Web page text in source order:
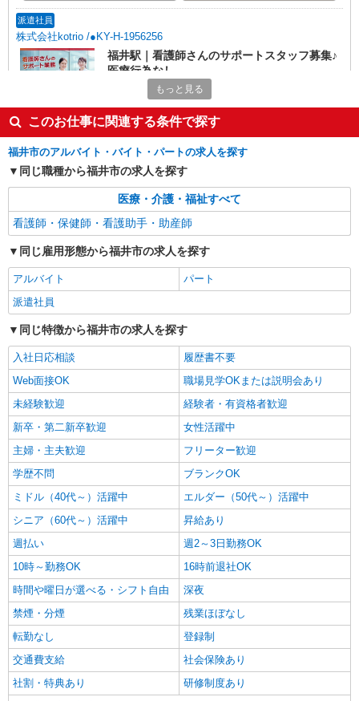
派遣社員
株式会社kotrio /●KY-H-1956256
福井駅｜看護師さんのサポートスタッフ募集♪
医療行為なし
時給1550円〜2187円 ＜日払い有/週払い有/交
通費全支給(ガソリン代含む)＞
福井市内｜最寄り駅：福井
キープ 詳細を見る
株式会社kotrio /●KY-H-2093833
善は急げ≫≫≫履歴書不要＆面接なし！駅チカ
病院で看護助手急募
時給1550円〜2187円 ＜日払い有/週払い有/交
通費全支給(ガソリン代含む)＞
キープ
派遣社員
株式会社kotrio /●KY-H-1956243
越前花堂駅｜看護師さんのサポートスタッフ募
集♪医療行為なし
時給1550円〜2187円 ＜日払い有/週払い有/交
通費全支給(ガソリン代含む)＞
福井市内 最寄り駅：越前花堂
キープ 詳細を見る
派遣社員
株式会社kotrio /●KY-H-2101308
＜高時給＞福井駅近くの病院で安定した働き方
を★看護助手♪
時給1550円〜2187円 ＜日払い有/週払い有/交
通費全支給(ガソリン代含む)＞
福井市内｜最寄り駅：福井
詳細を見る
もっと見る
このお仕事に関連する条件で探す
福井市のアルバイト・バイト・パートの求人を探す
同じ職種から福井市の求人を探す
医療・介護・福祉すべて
看護師・保健師・看護助手・助産師
同じ雇用形態から福井市の求人を探す
アルバイト
パート
派遣社員
同じ特徴から福井市の求人を探す
入社日応相談
履歴書不要
Web面接OK
職場見学OKまたは説明会あり
未経験歓迎
経験者・有資格者歓迎
新卒・第二新卒歓迎
女性活躍中
主婦・主夫歓迎
フリーター歓迎
学歴不問
ブランクOK
ミドル（40代～）活躍中
エルダー（50代～）活躍中
シニア（60代～）活躍中
昇給あり
週払い
週2～3日勤務OK
10時～勤務OK
16時前退社OK
時間や曜日が選べる・シフト自由
深夜
禁煙・分煙
残業ほぼなし
転勤なし
登録制
交通費支給
社会保険あり
社割・特典あり
研修制度あり